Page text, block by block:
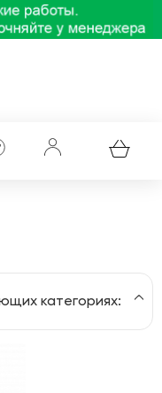
категориях: